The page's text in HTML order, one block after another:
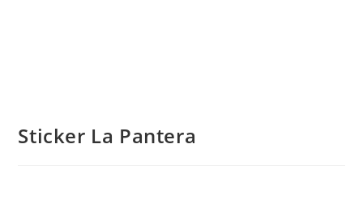
Sticker La Pantera